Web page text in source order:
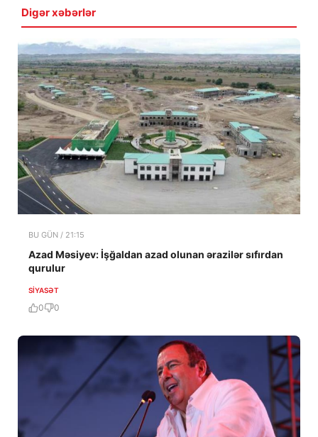
Digər xəbərlər
BU GÜN / 21:15
Azad Məsiyev: İşğaldan azad olunan ərazilər sıfırdan
qurulur
SIYASƏT
0 0